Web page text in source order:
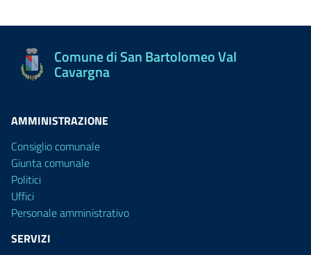
Comune di San Bartolomeo Val
Cavargna
AMMINISTRAZIONE
Consiglio comunale
Giunta comunale
Politici
Uffici
Personale amministrativo
SERVIZI